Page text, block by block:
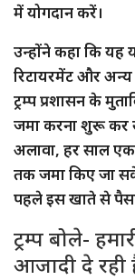
में योगदान करें।
उन्होंने कहा कि यह
रिटायरमेंट और
ट्रम्प प्रशासन के
जमा करना शुरू कर
अलावा, हर साल
तक जमा किए जा
पहले इस खाते से
ट्रम्प बोले-
आजादी दे रही